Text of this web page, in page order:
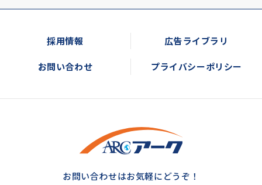
採用情報 広告ライブラリ
お問い合わせ プライバシーポリシー
お問い合わせはお気軽にどうぞ！